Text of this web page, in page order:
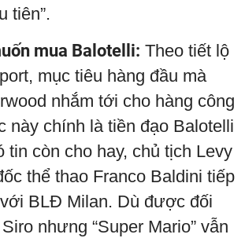
tiên”.
mua Balotelli: Theo tiết lộ
mục tiêu hàng đầu mà
nhắm tới cho hàng công
này chính là tiền đạo Balotelli
tin còn cho hay, chủ tịch Levy
thể thao Franco Baldini tiếp
BLĐ Milan. Dù được đối
nhưng “Super Mario” vẫn